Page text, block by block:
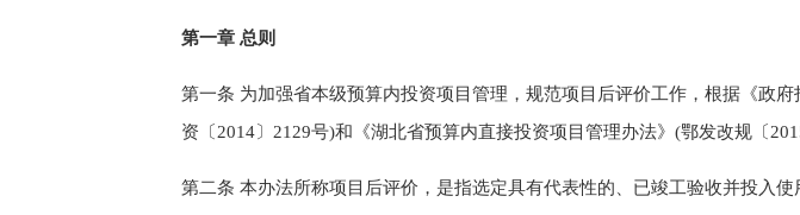
第一章 总则
第一条 为加强省本级预算内投资项目管理， 规范项目后评价工作， 根据 《政
资〔 2014〕 2129号)和《湖北省预算内直接投资项目管理办法》(鄂发改规 〔 201
第二条 本办法所称项目后评价，是指选定具有代表性的、已竣工验收并投入使